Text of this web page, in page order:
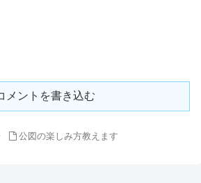
メントを書き込む
公図の楽しみ方教えます